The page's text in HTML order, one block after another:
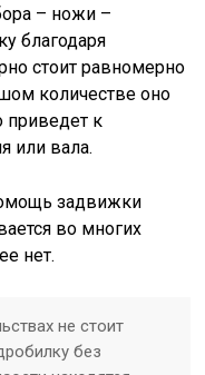
– ножи –
благодаря
стоит равномерно
количестве оно
приведет к
или вала.
задвижки
во многих
нет.
не стоит
без